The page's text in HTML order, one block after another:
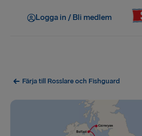
Logga in / Bli medlem
Färja till Rosslare och Fishguard